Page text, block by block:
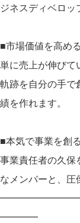
ジネスディベロッ
■市場価値を高め
単に売上が伸びて
軌跡を自分の手で
績を作れます。
■本気で事業を創
事業責任者の久保
なメンバーと、圧
━━━━